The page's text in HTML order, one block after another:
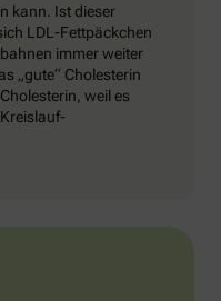
kann. Ist dieser
LDL-Fettpäckchen
immer weiter
„gute“ Cholesterin
weil es